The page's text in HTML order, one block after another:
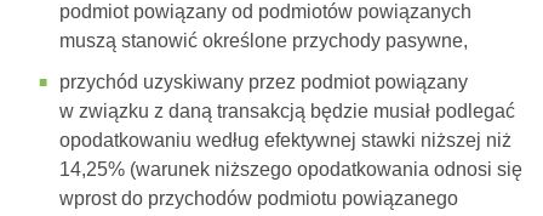
podmiot powiązany od podmiotów powiązanych
muszą stanowić określone przychody pasywne,
przychód uzyskiwany przez podmiot powiązany
w związku z daną transakcją będzie musiał podlegać
opodatkowaniu według efektywnej stawki niższej niż
14,25% (warunek niższego opodatkowania odnosi się
wprost do przychodów podmiotu powiązanego